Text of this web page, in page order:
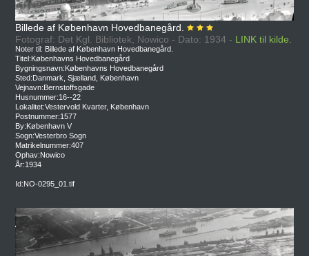
Billede af København Hovedbanegård.
Fotograf: Det Kgl. Bibliotek, Nowico - Dato: 1934 - LINK til kilde.
Noter til: Billede af København Hovedbanegård.
Titel:Københavns Hovedbanegård
Bygningsnavn:Københavns Hovedbanegård
Sted:Danmark, Sjælland, København
Vejnavn:Bernstoffsgade
Husnummer:16--22
Lokalitet:Vestervold Kvarter, København
Postnummer:1577
By:København V
Sogn:Vesterbro Sogn
Matrikelnummer:407
Ophav:Nowico
År:1934
Id:NO-0295_01.tif